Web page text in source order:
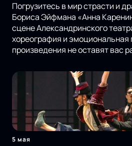
Погрузитесь в мир страсти и
Бориса Эйфмана «Анна
сцене Александринского
хореография и эмоциональная
произведения не оставят вас
5 мая